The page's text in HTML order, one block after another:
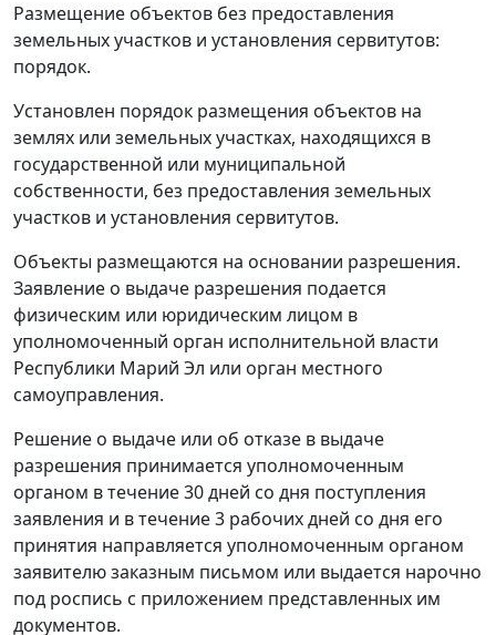
Размещение объектов без предоставления
земельных участков и установления сервитутов:
порядок.
Установлен порядок размещения объектов на
землях или земельных участках, находящихся в
государственной или муниципальной
собственности, без предоставления земельных
участков и установления сервитутов.
Объекты размещаются на основании разрешения.
Заявление о выдаче разрешения подается
физическим или юридическим лицом в
уполномоченный орган исполнительной власти
Республики Марий Эл или орган местного
самоуправления.
Решение о выдаче или об отказе в выдаче
разрешения принимается уполномоченным
органом в течение 30 дней со дня поступления
заявления и в течение 3 рабочих дней со дня его
принятия направляется уполномоченным органом
заявителю заказным письмом или выдается нарочно
под роспись с приложением представленных им
документов.